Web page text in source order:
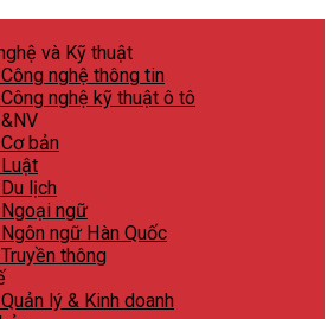
và Kỹ thuật
Công nghệ thông tin
Công nghệ kỹ thuật ô tô
bản
lịch
Ngoại ngữ
Ngôn ngữ Hàn Quốc
thông
lý & Kinh doanh